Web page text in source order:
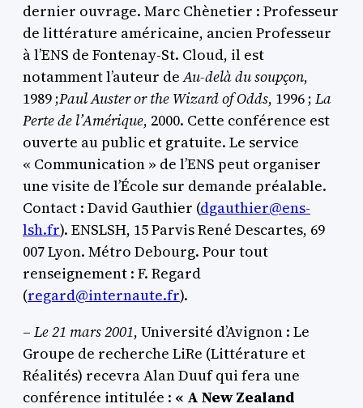
dernier ouvrage. Marc Chènetier : Professeur
de littérature américaine, ancien Professeur
à l’ENS de Fontenay-St. Cloud, il est
notamment l’auteur deAu-delà du soupçon,
1989 ;Paul Auster or the Wizard of Odds, 1996 ; La
Perte de l’Amérique, 2000. Cette conférence est
ouverte au public et gratuite. Le service
« Communication » de l’ENS peut organiser
une visite de l’École sur demande préalable.
Contact : David Gauthier (dgauthier@ens-
lsh.fr). ENSLSH, 15 Parvis René Descartes, 69
007 Lyon. Métro Debourg. Pour tout
renseignement : F. Regard
(regard@internaute.fr).
– Le 21 mars 2001, Université d’Avignon : Le
Groupe de recherche LiRe (Littérature et
Réalités) recevra Alan Duuf qui fera une
conférence intitulée : « A New Zealand